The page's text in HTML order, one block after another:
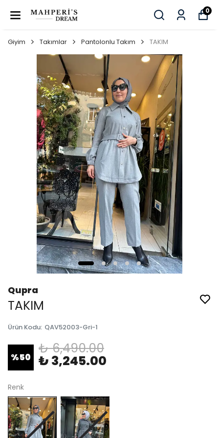
0
Giyim Takımlar Pantolonlu Takım TAKIM
Qupra
TAKIM
Ürün Kodu: QAV52003-Gri-1
%50
₺ 6,490.00
₺ 3,245.00
Renk